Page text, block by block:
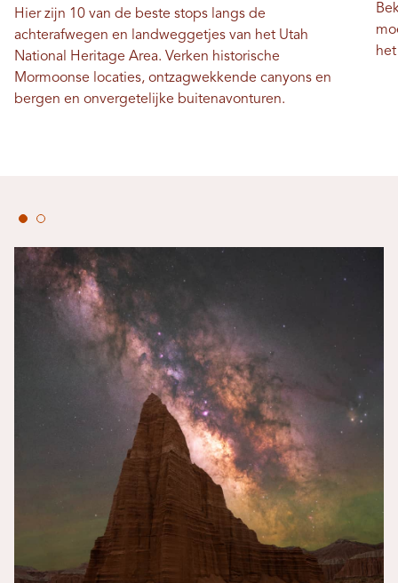
Hier zijn 10 van de beste stops langs de
achterafwegen en landweggetjes van het Utah
National Heritage Area. Verken historische
Mormoonse locaties, ontzagwekkende canyons en
bergen en onvergetelijke buitenavonturen.